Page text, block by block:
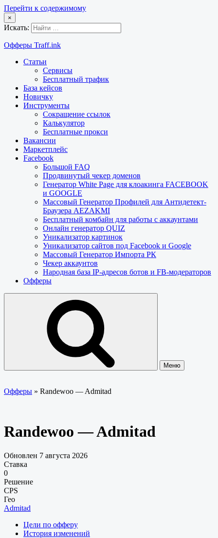
Перейти к содержимому
×
Искать:
Офферы Traff.ink
Статьи
Сервисы
Бесплатный трафик
База кейсов
Новичку
Инструменты
Сокращение ссылок
Калькулятор
Бесплатные прокси
Вакансии
Маркетплейс
Facebook
Большой FAQ
Продвинутый чекер доменов
Генератор White Page для клоакинга FACEBOOK
и GOOGLE
Массовый Генератор Профилей для Антидетект-
Браузера AEZAKMI
Бесплатный комбайн для работы с аккаунтами
Онлайн генератор QUIZ
Уникализатор картинок
Уникализатор сайтов под Facebook и Google
Массовый Генератор Импорта РК
Чекер аккаунтов
Народная база IP-адресов ботов и FB-модераторов
Офферы
Меню
Офферы » Randewoo — Admitad
Randewoo — Admitad
Обновлен 7 августа 2026
Ставка
0
Решение
CPS
Гео
Admitad
Цели по офферу
История изменений